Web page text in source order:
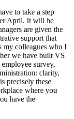
to take a step
April. It will be
are given the
support that
colleagues who I
we have built VS
survey,
clarity,
precisely these
where you
have the